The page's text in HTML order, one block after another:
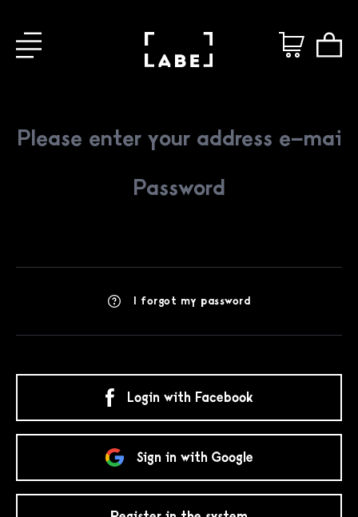
I forgot my password
Login with Facebook
Sign in with Google